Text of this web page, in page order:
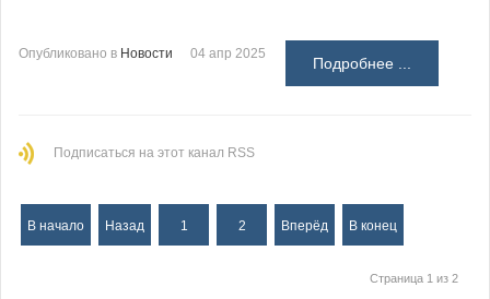
Опубликовано в Новости 04 апр 2025
Подробнее ...
Подписаться на этот канал RSS
В начало Назад 1 2 Вперёд В конец
Страница 1 из 2